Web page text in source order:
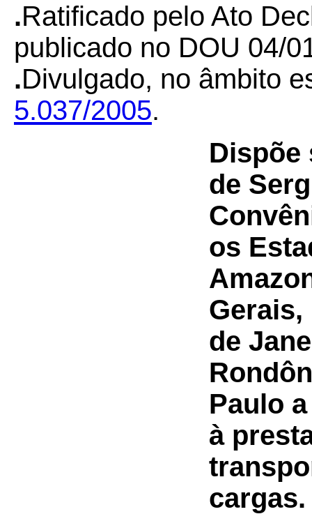
.Ratificado pelo Ato
publicado no DOU 04/
.Divulgado, no âmbito
5.037/2005.
Dispõe
de
os
Gerais,
de
Paulo
à
cargas.